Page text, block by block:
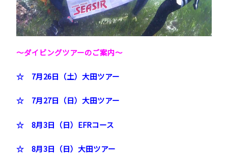
～ダイビングツアーのご案内～
☆ 7月26日（土）大田ツアー
☆ 7月27日（日）大田ツアー
☆ 8月3日（日）EFRコース
☆ 8月3日（日）大田ツアー